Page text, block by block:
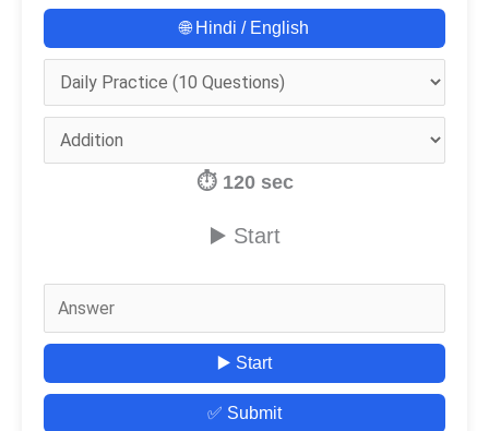
🌐 Hindi / English
⏱️ 120sec
▶️ Start
▶️ Start
✅ Submit